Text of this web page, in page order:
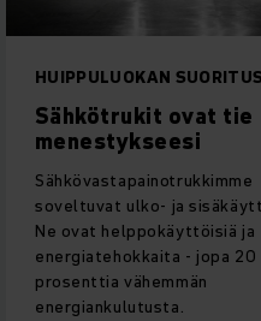
SUORITUSKYKY
ovat tie
ulko- ja sisäkäyttöön.
ovat helppokäyttöisiä ja
- jopa 20
vähemmän